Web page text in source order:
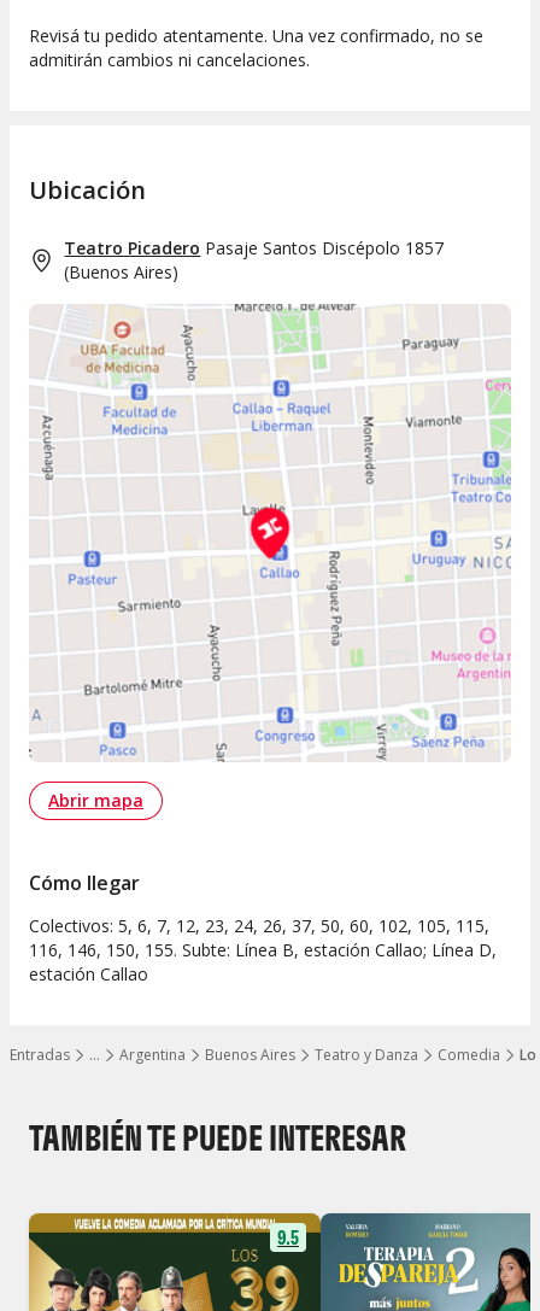
…
Mostrar todos los niveles
Entradas Argentina Buenos Aires Teatro y Danza Comedia
Revisá tu pedido atentamente. Una vez confirmado, no se
admitirán cambios ni cancelaciones.
Ubicación
Teatro Picadero Pasaje Santos Discépolo 1857
(Buenos Aires)
Abrir mapa
Cómo llegar
Colectivos: 5, 6, 7, 12, 23, 24, 26, 37, 50, 60, 102, 105, 115,
116, 146, 150, 155. Subte: Línea B, estación Callao; Línea D,
estación Callao
TAMBIÉN TE PUEDE INTERESAR
9.5